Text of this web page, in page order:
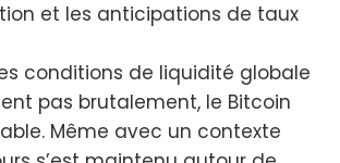
et les anticipations de taux
conditions de liquidité globale
pas brutalement, le Bitcoin
Même avec un contexte